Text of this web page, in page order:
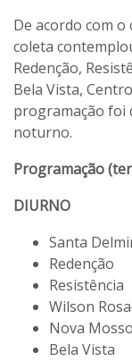
De acordo com
coleta
Redenção,
Bela Vista,
programação foi
noturno.
Programação
DIURNO
Santa
Redenção
Resistência
Wilson
Nova
Bela Vista